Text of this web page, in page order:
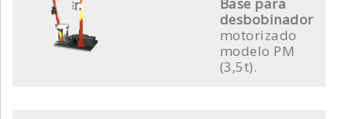
desbobinador
motorizado
modelo PM
(3,5t).